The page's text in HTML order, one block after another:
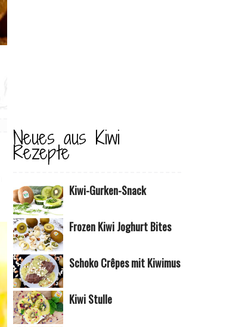
Neues aus Kiwi
Rezepte
Kiwi-Gurken-Snack
Frozen Kiwi Joghurt Bites
Schoko Crêpes mit Kiwimus
Kiwi Stulle